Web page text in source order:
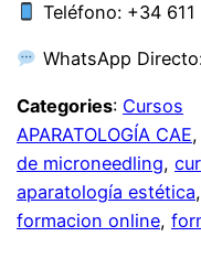
Teléfono: +34 611
WhatsApp
Categories: Cursos
APARATOLOGÍA CAE,
de microneedling,
aparatología estética
formacion online,